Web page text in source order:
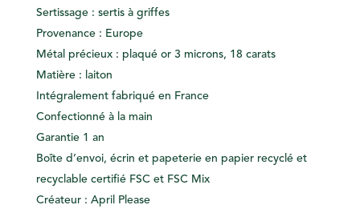
Sertissage : sertis à griffes
Provenance : Europe
Métal précieux : plaqué or 3 microns, 18 carats
Matière : laiton
Intégralement fabriqué en France
Confectionné à la main
Garantie 1 an
Boîte d’envoi, écrin et papeterie en papier recyclé et
recyclable certifié FSC et FSC Mix
Créateur : April Please